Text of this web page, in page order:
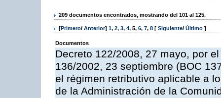
209 documentos encontrados, mostrando del 101 al 125.
[Primero/ Anterior] 1, 2, 3, 4, 5, 6, 7, 8 [ Siguiente/ Último ]
Documentos
Decreto 122/2008, 27 mayo, por
136/2002, 23 septiembre (BOC
el régimen retributivo aplicable a
de la Administración de la